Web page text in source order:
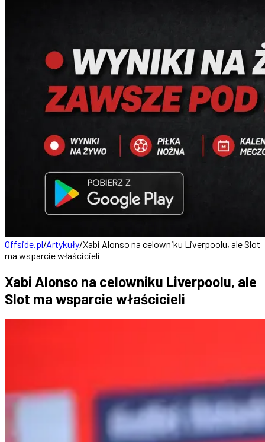
Offside.pl/Artykuły/Xabi Alonso na celowniku Liverpoolu, ale Slot
ma wsparcie właścicieli
Xabi Alonso na celowniku Liverpoolu, ale
Slot ma wsparcie właścicieli